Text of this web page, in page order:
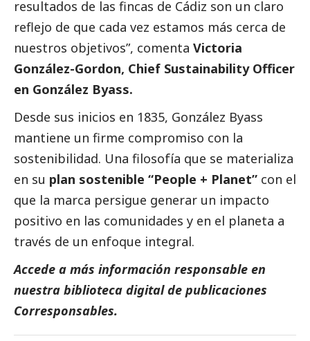
resultados de las fincas de Cádiz son un claro
reflejo de que cada vez estamos más cerca de
nuestros objetivos”, comenta Victoria
González-Gordon, Chief Sustainability Officer
en González Byass.
Desde sus inicios en 1835, González Byass
mantiene un firme compromiso con la
sostenibilidad. Una filosofía que se materializa
en su plan sostenible “People + Planet” con el
que la marca persigue generar un impacto
positivo en las comunidades y en el planeta a
través de un enfoque integral.
Accede a más información responsable en
nuestra biblioteca digital de publicaciones
Corresponsables.